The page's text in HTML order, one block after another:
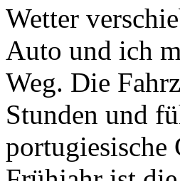
Wetter
Auto und ich
Weg. Die
Stunden und
portugiesische